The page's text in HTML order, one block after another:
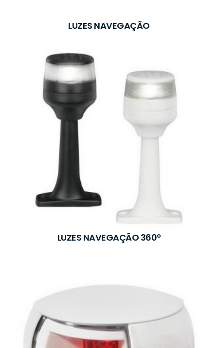
LUZES NAVEGAÇÃO
LUZES NAVEGAÇÃO 360º